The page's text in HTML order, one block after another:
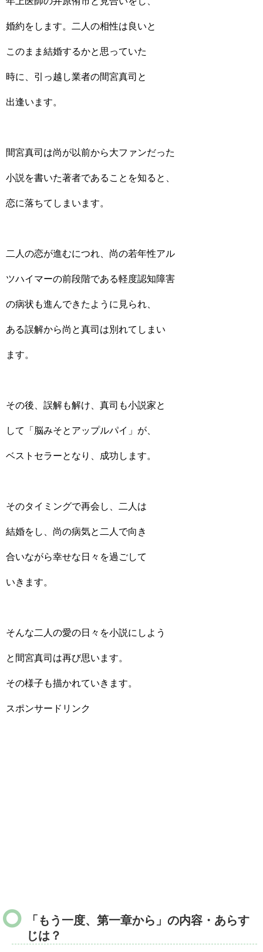
婚約をします。二人の相性は良いと
このまま結婚するかと思っていた
時に、引っ越し業者の間宮真司と
出逢います。
間宮真司は尚が以前から大ファンだった
小説を書いた著者であることを知ると、
恋に落ちてしまいます。
二人の恋が進むにつれ、尚の若年性アル
ツハイマーの前段階である軽度認知障害
の病状も進んできたように見られ、
ある誤解から尚と真司は別れてしまい
ます。
その後、誤解も解け、真司も小説家と
して「脳みそとアップルパイ」が、
ベストセラーとなり、成功します。
そのタイミングで再会し、二人は
結婚をし、尚の病気と二人で向き
合いながら幸せな日々を過ごして
いきます。
そんな二人の愛の日々を小説にしよう
と間宮真司は再び思います。
その様子も描かれていきます。
スポンサードリンク
「もう一度、第一章から」の内容・あらす
じは？